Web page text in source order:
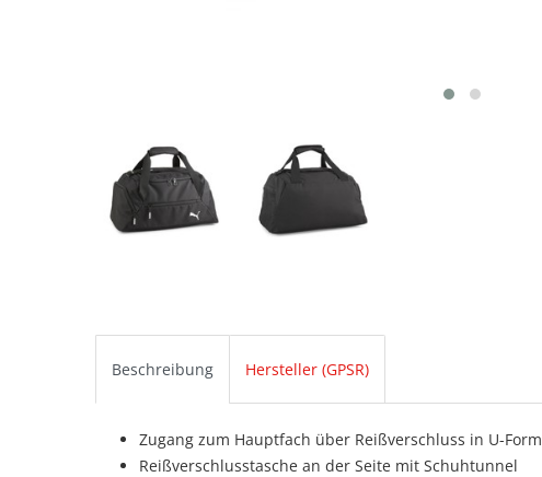
Beschreibung Hersteller (GPSR)
Zugang zum Hauptfach über Reißverschluss in U-Form
Reißverschlusstasche an der Seite mit Schuhtunnel